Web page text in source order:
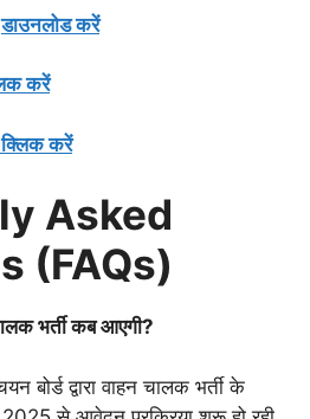
डाउनलोड करें
करें
क्लिक करें
Asked
(FAQs)
भर्ती कब आएगी?
बोर्ड द्वारा वाहन चालक भर्ती के